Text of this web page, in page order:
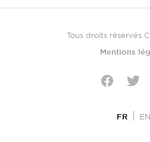
Tous droits réservés
Mentions
FR EN